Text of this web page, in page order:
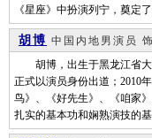
《星座》中扮演列宁，奠
胡博 中国内地男演员
胡博，出生于黑龙江省大
正式以演员身份出道；2010
鸟》、《好先生》、《咱家
扎实的基本功和娴熟演技的